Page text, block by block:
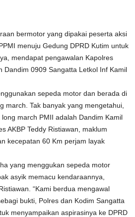
bermotor yang dipakai peserta aksi
menuju Gedung DPRD Kutim untuk
mendapat pengawalan Kapolres
Dandim 0909 Sangatta Letkol Inf Kamil
sepeda motor dan berada di
march. Tak banyak yang mengetahui,
march PMII adalah Dandim Kamil
AKBP Teddy Ristiawan, maklum
kecepatan 60 Km perjam layak
yang menggukan sepeda motor
asyik memacu kendaraannya,
“Kami berdua mengawal
bukti, Polres dan Kodim Sangatta
menyampaikan aspirasinya ke DPRD